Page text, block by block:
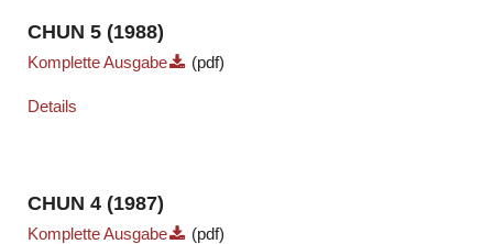
CHUN 5 (1988)
Komplette Ausgabe (pdf)
Details
CHUN 4 (1987)
Komplette Ausgabe (pdf)